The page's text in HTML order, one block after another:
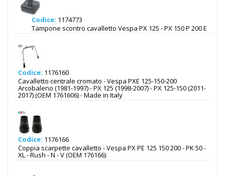
Codice: 1174773
Tampone scontro cavalletto Vespa PX 125 - PX 150 P 200 E
Codice: 1176160
Cavalletto centrale cromato - Vespa PXE 125-150-200
Arcobaleno (1981-1997) - PX 125 (1998-2007) - PX 125-150 (2011-
2017) (OEM 1761606) - Made in Italy
Codice: 1176166
Coppia scarpette cavalletto - Vespa PX PE 125 150 200 - PK 50 -
XL - Rush - N - V (OEM 176166)